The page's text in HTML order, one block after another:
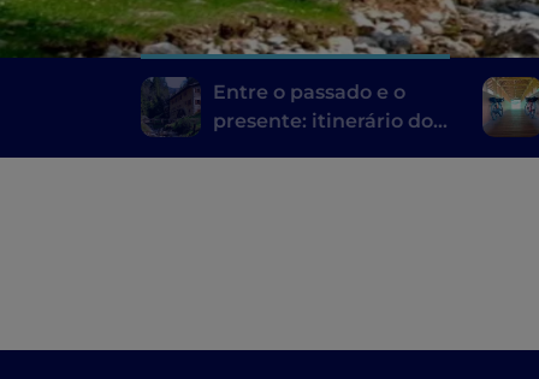
Entre o passado e o
presente: itinerário dos